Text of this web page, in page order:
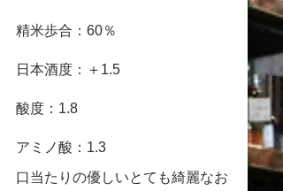
精米歩合：60％
日本酒度：＋1.5
酸度：1.8
アミノ酸：1.3
口当たりの優しいとても綺麗なお